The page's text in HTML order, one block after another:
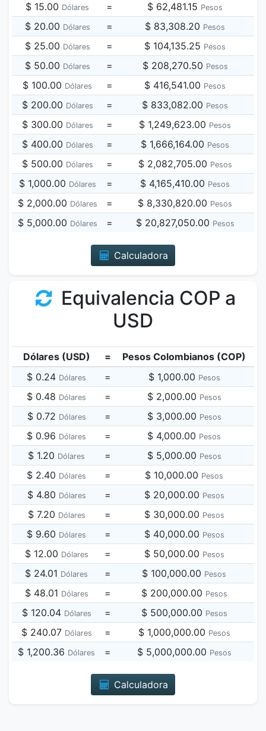
$ 15.00 Dólares = $ 62,481.15 Pesos
$ 20.00 Dólares = $ 83,308.20 Pesos
$ 25.00 Dólares = $ 104,135.25 Pesos
$ 50.00 Dólares = $ 208,270.50 Pesos
$ 100.00 Dólares = $ 416,541.00 Pesos
$ 200.00 Dólares = $ 833,082.00 Pesos
$ 300.00 Dólares = $ 1,249,623.00 Pesos
$ 400.00 Dólares = $ 1,666,164.00 Pesos
$ 500.00 Dólares = $ 2,082,705.00 Pesos
$ 1,000.00 Dólares = $ 4,165,410.00 Pesos
$ 2,000.00 Dólares = $ 8,330,820.00 Pesos
$ 5,000.00 Dólares = $ 20,827,050.00 Pesos
Calculadora
Equivalencia COP a
USD
Dólares (USD) =
Pesos Colombianos (COP)
$ 0.24 Dólares = $ 1,000.00 Pesos
$ 0.48 Dólares = $ 2,000.00 Pesos
$ 0.72 Dólares = $ 3,000.00 Pesos
$ 0.96 Dólares = $ 4,000.00 Pesos
$ 1.20 Dólares = $ 5,000.00 Pesos
$ 2.40 Dólares = $ 10,000.00 Pesos
$ 4.80 Dólares = $ 20,000.00 Pesos
$ 7.20 Dólares = $ 30,000.00 Pesos
$ 9.60 Dólares = $ 40,000.00 Pesos
$ 12.00 Dólares = $ 50,000.00 Pesos
$ 24.01 Dólares = $ 100,000.00 Pesos
$ 48.01 Dólares = $ 200,000.00 Pesos
$ 120.04 Dólares = $ 500,000.00 Pesos
$ 240.07 Dólares = $ 1,000,000.00 Pesos
$ 1,200.36 Dólares = $ 5,000,000.00 Pesos
Calculadora